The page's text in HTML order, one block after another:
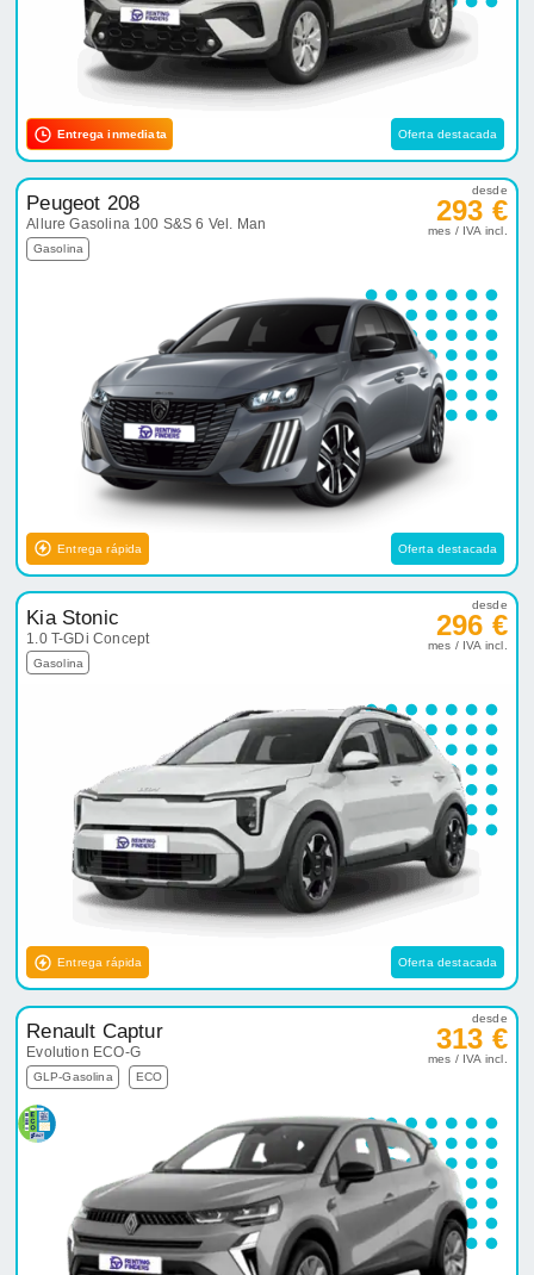
Entrega inmediata Oferta destacada
Peugeot 208
Allure Gasolina 100 S&S 6 Vel. Man
Gasolina
desde
293 €
mes / IVA incl.
Entrega rápida Oferta destacada
Kia Stonic
1.0 T-GDi Concept
Gasolina
desde
296 €
mes / IVA incl.
Entrega rápida Oferta destacada
Renault Captur
Evolution ECO-G
GLP-Gasolina ECO
desde
313 €
mes / IVA incl.